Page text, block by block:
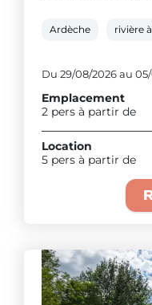
Ardèche rivière
Du 29/08/2026 au
Emplacement
2 pers à partir de
Location
5 pers à partir de